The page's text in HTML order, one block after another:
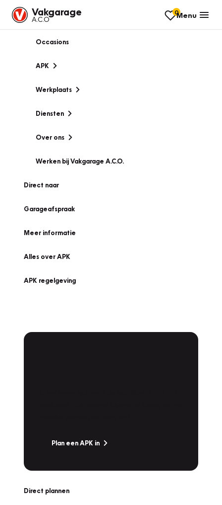
Vakgarage
A.C.O
0Menu
Occasions
APK
Werkplaats
Diensten
Over ons
Werken bij Vakgarage A.C.O.
Direct naar
Garageafspraak
Meer informatie
Alles over APK
APK regelgeving
Plan een APK in
Direct plannen